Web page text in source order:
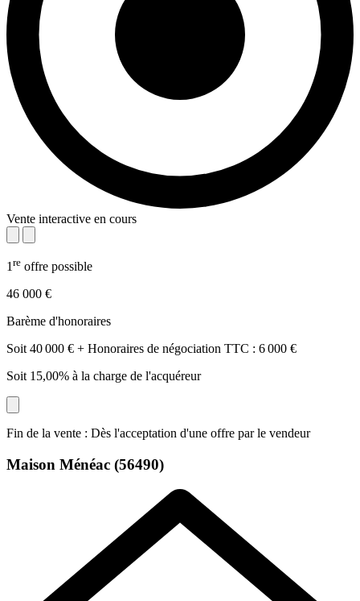
Vente interactive en cours
1re offre possible
46 000 €
Barème d'honoraires
Soit 40 000 € + Honoraires de négociation TTC : 6 000 €
Soit 15,00% à la charge de l'acquéreur
Fin de la vente : Dès l'acceptation d'une offre par le vendeur
Maison Ménéac (56490)